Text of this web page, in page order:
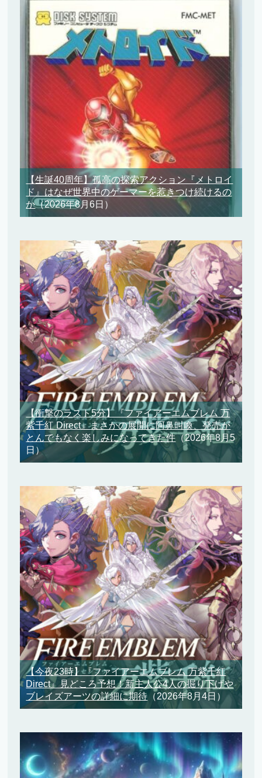
【生誕40周年】孤高の探索アクション『メトロイ
ド』はなぜ世界中のゲーマーを惹きつけ続けるの
か（2026年8月6日）
【衝撃のラスト5分】『ファイアーエムブレム 万
紫千紅 Direct』まさかの展開に阿鼻叫喚、発売が
とんでもなく楽しみになってきた件（2026年8月5
日）
【今夜23時】『ファイアーエムブレム 万紫千紅
Direct』見どころ予想！新主人公4人の掘り下げや
ブレイズアーツの詳細に期待 （2026年8月4日）